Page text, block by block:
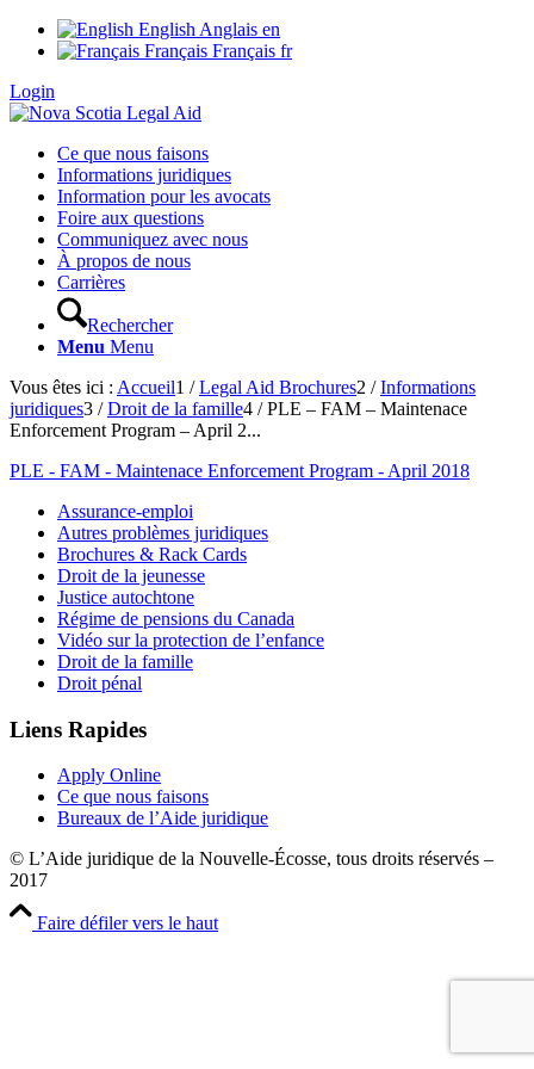
English Anglais en
Français Français fr
Login
Ce que nous faisons
Informations juridiques
Information pour les avocats
Foire aux questions
Communiquez avec nous
À propos de nous
Carrières
Rechercher
Menu Menu
Vous êtes ici : Accueil1 / Legal Aid Brochures2 / Informations
juridiques3 / Droit de la famille4 / PLE – FAM – Maintenace
Enforcement Program – April 2...
PLE - FAM - Maintenace Enforcement Program - April 2018
Assurance-emploi
Autres problèmes juridiques
Brochures & Rack Cards
Droit de la jeunesse
Justice autochtone
Régime de pensions du Canada
Vidéo sur la protection de l’enfance
Droit de la famille
Droit pénal
Liens Rapides
Apply Online
Ce que nous faisons
Bureaux de l’Aide juridique
© L’Aide juridique de la Nouvelle-Écosse, tous droits réservés –
2017
Faire défiler vers le haut